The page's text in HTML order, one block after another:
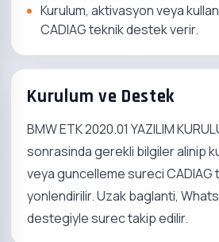
Kurulum, aktivasyon veya
CADIAG teknik destek verir.
Kurulum ve Destek
BMW ETK 2020.01 YAZILIM
sonrasinda gerekli bilgiler alinip
veya guncelleme sureci CADIAG
yonlendirilir. Uzak baglanti,
destegiyle surec takip edilir.